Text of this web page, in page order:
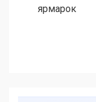
ярмарок